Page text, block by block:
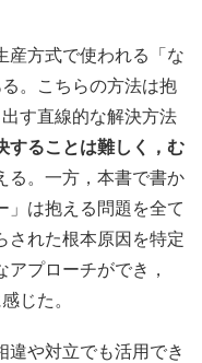
産方式で使われる「な
。こちらの方法は抱
す直線的な解決方法
することは難しく，む
る。一方，本書で書か
」は抱える問題を全て
された根本原因を特定
プローチができ，
じた。
違や対立でも活用でき